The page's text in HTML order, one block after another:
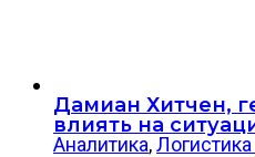
Дамиан Хитчен,
влиять на
Аналитика,